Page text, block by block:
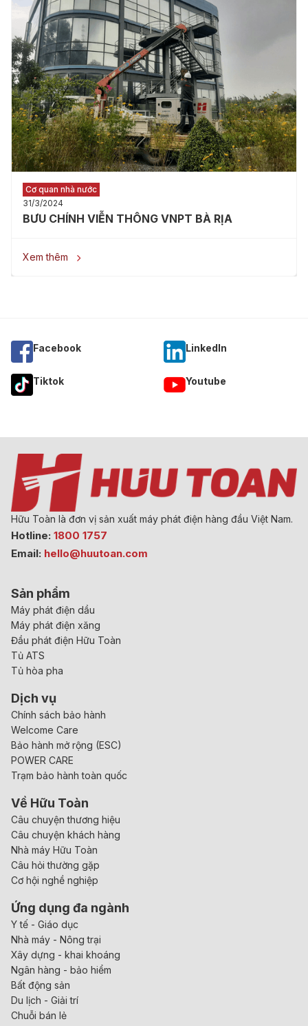
Cơ quan nhà nước
31/3/2024
BƯU CHÍNH VIỄN THÔNG VNPT BÀ RỊA
Xem thêm 
Facebook Linkedln
Tiktok Youtube
Hữu Toàn là đơn vị sản xuất máy phát điện hàng đầu Việt Nam.
Hotline: 1800 1757
Email: hello@huutoan.com
Sản phẩm
Máy phát điện dầu
Máy phát điện xăng
Đầu phát điện Hữu Toàn
Tủ ATS
Tủ hòa pha
Dịch vụ
Chính sách bảo hành
Welcome Care
Bảo hành mở rộng (ESC)
POWER CARE
Trạm bảo hành toàn quốc
Về Hữu Toàn
Câu chuyện thương hiệu
Câu chuyện khách hàng
Nhà máy Hữu Toàn
Câu hỏi thường gặp
Cơ hội nghề nghiệp
Ứng dụng đa ngành
Y tế - Giáo dục
Nhà máy - Nông trại
Xây dựng - khai khoáng
Ngân hàng - bảo hiểm
Bất động sản
Du lịch - Giải trí
Chuỗi bán lẻ